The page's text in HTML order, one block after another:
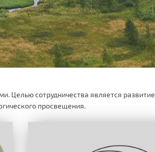
Целью сотрудничества является развитие
просвещения.